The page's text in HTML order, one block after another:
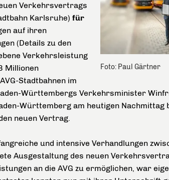
Foto: Paul Gärtner
Verkehrsvertrags
Karlsruhe) für
auf ihren
(Details zu den
Verkehrsleistung
Millionen
Stadtbahnen im
Württembergs Verkehrsminister
Württemberg am heutigen Nachmittag
neuen Vertrag.
und intensive Verhandlungen
Ausgestaltung des neuen
an die AVG zu ermöglichen, war